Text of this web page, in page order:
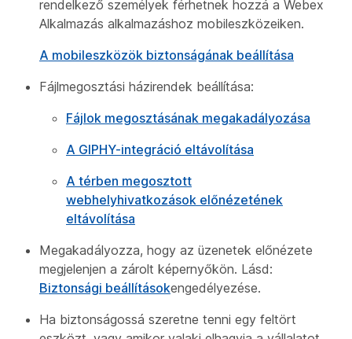
rendelkező személyek férhetnek hozzá a Webex
Alkalmazás alkalmazáshoz mobileszközeiken.
A mobileszközök biztonságának beállítása
Fájlmegosztási házirendek beállítása:
Fájlok megosztásának megakadályozása
A GIPHY-integráció eltávolítása
A térben megosztott
webhelyhivatkozások előnézetének
eltávolítása
Megakadályozza, hogy az üzenetek előnézete
megjelenjen a zárolt képernyőkön. Lásd:
Biztonsági beállításokengedélyezése.
Ha biztonságossá szeretne tenni egy feltört